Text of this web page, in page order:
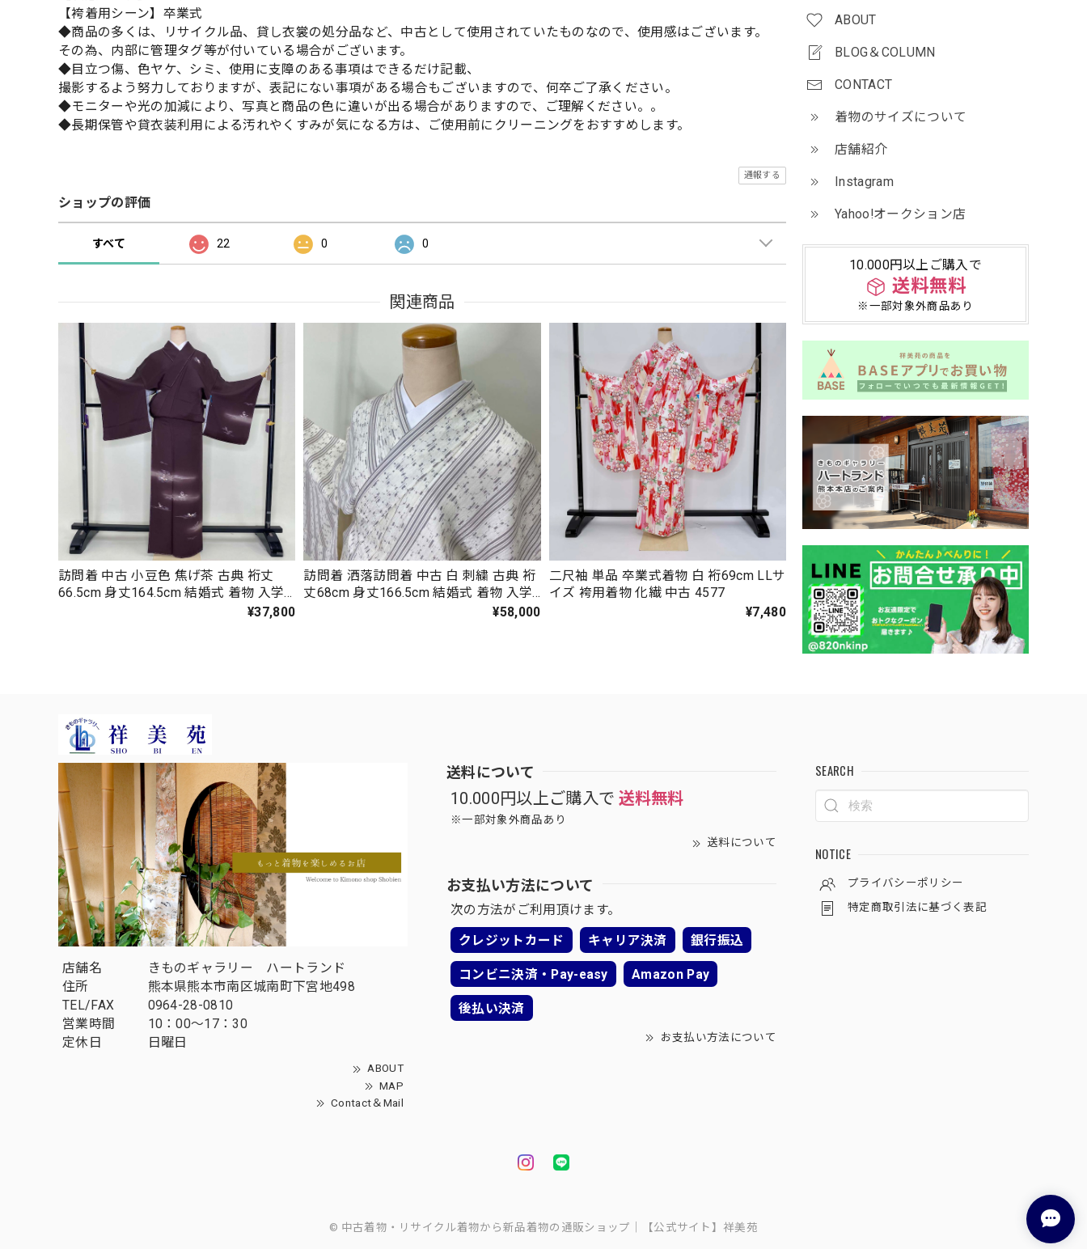
ABOUT
BLOG＆COLUMN
CONTACT
着物のサイズについて
店舗紹介
Instagram
Yahoo!オークション店
10.000円以上ご購入で
送料無料
※一部対象外商品あり
【袴着用シーン】卒業式
◆商品の多くは、リサイクル品、貸し衣裳の処分品など、中古として使用されていたものなので、使用感はございます。
その為、内部に管理タグ等が付いている場合がございます。
◆目立つ傷、色ヤケ、シミ、使用に支障のある事項はできるだけ記載、
撮影するよう努力しておりますが、表記にない事項がある場合もございますので、何卒ご了承ください。
◆モニターや光の加減により、写真と商品の色に違いが出る場合がありますので、ご理解ください。。
◆長期保管や貸衣装利用による汚れやくすみが気になる方は、ご使用前にクリーニングをおすすめします。
通報する
ショップの評価
すべて 22 0 0
関連商品
訪問着 中古 小豆色 焦げ茶 古典 裄丈
66.5cm 身丈164.5cm 結婚式 着物 入学
¥37,800
訪問着 洒落訪問着 中古 白 刺繍 古典 裄
丈68cm 身丈166.5cm 結婚式 着物 入学
¥58,000
二尺袖 単品 卒業式着物 白 裄69cm LLサ
イズ 袴用着物 化繊 中古 4577
¥7,480
店舗名
きものギャラリー ハートランド
住所
熊本県熊本市南区城南町下宮地498
TEL/FAX
0964-28-0810
営業時間
10：00～17：30
定休日
日曜日
ABOUT
MAP
Contact＆Mail
送料について
10.000円以上ご購入で 送料無料
※一部対象外商品あり
送料について
お支払い方法について
次の方法がご利用頂けます。
クレジットカード
キャリア決済 銀行振込
コンビニ決済・Pay-easy Amazon Pay
後払い決済
お支払い方法について
SEARCH
NOTICE
プライバシーポリシー
特定商取引法に基づく表記
© 中古着物・リサイクル着物から新品着物の通販ショップ｜【公式サイト】祥美苑